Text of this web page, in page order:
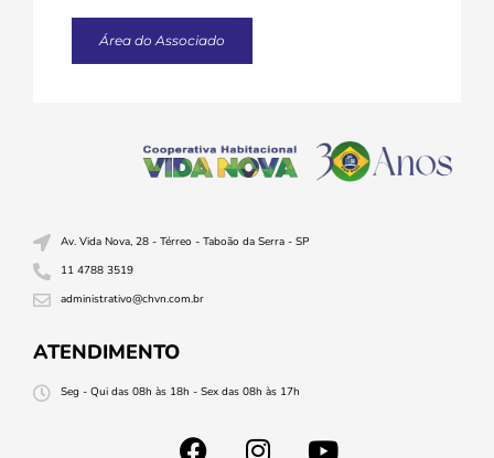
Área do Associado
Av. Vida Nova, 28 - Térreo - Taboão da Serra - SP
11 4788 3519
administrativo@chvn.com.br
ATENDIMENTO
Seg - Qui das 08h às 18h - Sex das 08h às 17h